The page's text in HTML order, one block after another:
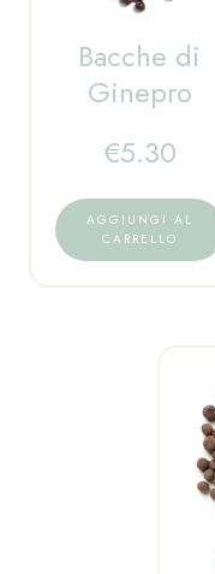
Bacche di
Ginepro
€5.30
AGGIUNGI AL
CARRELLO